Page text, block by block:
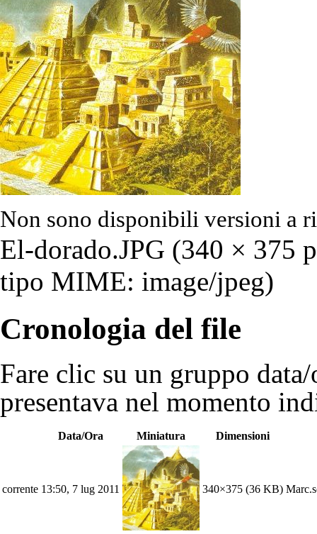
Non sono disponibili versioni a
El-dorado.JPG (340 × 375
tipo MIME: image/jpeg)
Cronologia del file
Fare clic su un gruppo
presentava nel momento
Data/Ora Miniatura Dimensioni
corrente 13:50, 7 lug 2011 340×375 (36 KB)